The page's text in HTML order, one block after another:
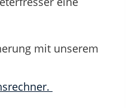
mit unserem